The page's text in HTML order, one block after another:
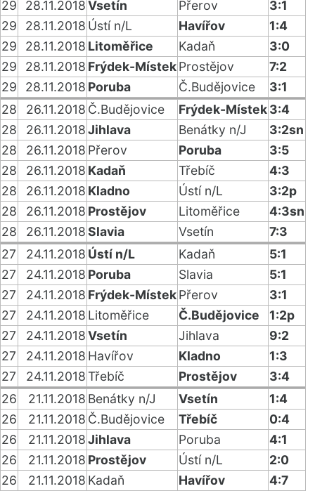
29 28.11.2018Vsetín Přerov
3:1
29
28.11.2018 Ústí n/L Havířov
1:4
29
28.11.2018 Litoměřice Kadaň
3:0
29
28.11.2018 Frýdek-MístekProstějov
7:2
29
28.11.2018 Poruba Č.Budějovice
3:1
28
26.11.2018 Č.Budějovice Frýdek-Místek3:4
28
26.11.2018Jihlava Benátky n/J
3:2sn
28
26.11.2018 Přerov Poruba
3:5
28
26.11.2018 Kadaň Třebíč
4:3
28
26.11.2018 Kladno Ústí n/L
3:2p
28
26.11.2018 Prostějov Litoměřice
4:3sn
28
26.11.2018Slavia Vsetín
7:3
27
24.11.2018 Ústí n/L Kadaň
5:1
27
24.11.2018 Poruba Slavia
5:1
27
24.11.2018 Frýdek-MístekPřerov
3:1
27
24.11.2018 Litoměřice Č.Budějovice
1:2p
27
24.11.2018Vsetín Jihlava
9:2
27
24.11.2018 Havířov Kladno
1:3
27
24.11.2018Třebíč Prostějov
3:4
26
21.11.2018 Benátky n/J Vsetín
1:4
26
21.11.2018 Č.Budějovice Třebíč
0:4
26
21.11.2018Jihlava Poruba
4:1
26
21.11.2018 Prostějov Ústí n/L
2:0
26
21.11.2018 Kadaň Havířov
4:7